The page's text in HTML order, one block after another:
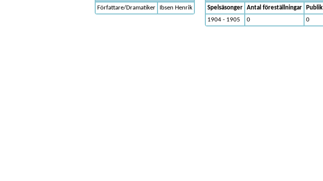
Författare/Dramatiker
Ibsen Henrik
Spelsäsonger
Antal föreställningar
Publik
1904 - 1905
0 0